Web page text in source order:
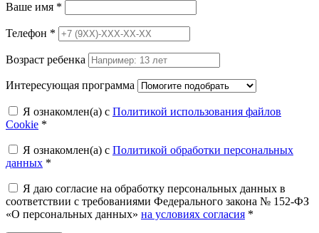
Ваше имя *
Телефон *
Возраст ребенка
Интересующая программа
Я ознакомлен(а) с Политикой использования файлов
Cookie *
Я ознакомлен(а) с Политикой обработки персональных
данных *
Я даю согласие на обработку персональных данных в
соответствии с требованиями Федерального закона № 152-ФЗ
«О персональных данных» на условиях согласия *